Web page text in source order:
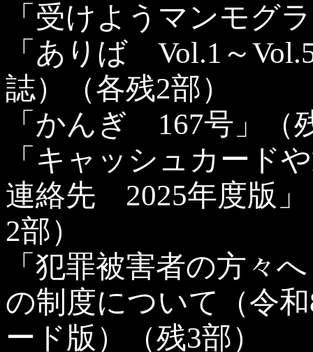
「受けようマンモグ
「ありば Vol.1～
誌）（各残2部）
「かんぎ 167号」（
「キャッシュカード
連絡先 2025年度版」
2部）
「犯罪被害者の方々
の制度について（令
ード版）（残3部）